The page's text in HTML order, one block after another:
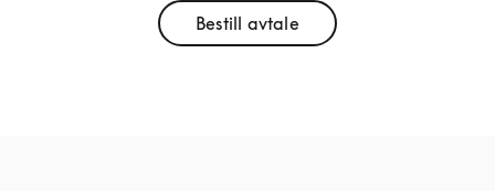
Bestill avtaleLink Opens in New Tab